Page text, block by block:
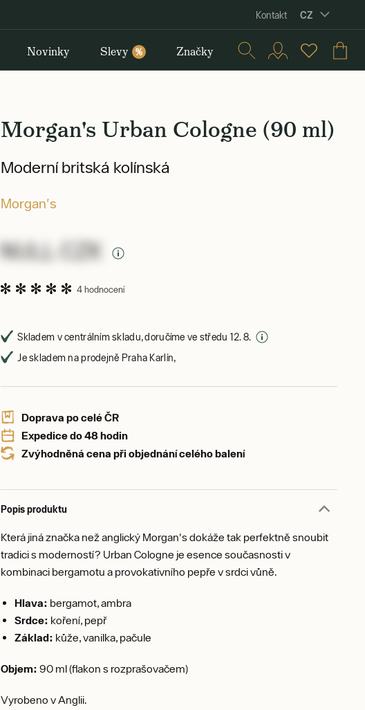
Kontakt CZ
Novinky Slevy % Značky
Morgan's Urban Cologne (90 ml)
Moderní britská kolínská
Morgan's
NULL CZK
4 hodnocení
Skladem v centrálním skladu, doručíme ve středu 12. 8.
Je skladem na prodejně Praha Karlín,
Doprava po celé ČR
Expedice do 48 hodin
Zvýhodněná cena při objednání celého balení
Popis produktu
Která jiná značka než anglický Morgan's dokáže tak perfektně snoubit
tradici s moderností? Urban Cologne je esence současnosti v
kombinaci bergamotu a provokativního pepře v srdci vůně.
Hlava: bergamot, ambra
Srdce: koření, pepř
Základ: kůže, vanilka, pačule
Objem: 90 ml (flakon s rozprašovačem)
Vyrobeno v Anglii.